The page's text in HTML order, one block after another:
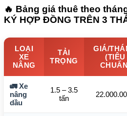
🔥 Bảng giá thuê theo
KÝ HỢP ĐỒNG TRÊN 3
LOẠI
XE
NÂNG
TẢI
TRỌNG
GIÁ/
(TIÊU
🚛 Xe
nâng
dầu
1.5 – 3.5
tấn